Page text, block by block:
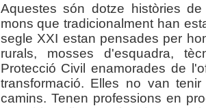
Aquestes són dotze històries
mons que tradicionalment han
segle XXI estan pensades per
rurals, mosses d'esquadra,
Protecció Civil enamorades de
transformació. Elles no van
camins. Tenen professions en